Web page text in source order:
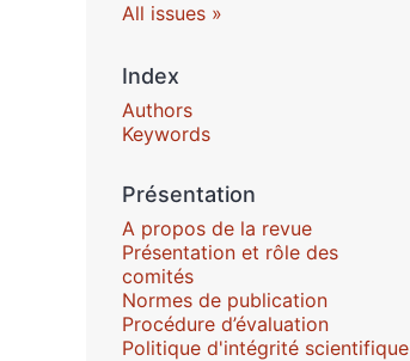
All issues
Index
Authors
Keywords
Présentation
A propos de la revue
Présentation et rôle des
comités
Normes de publication
Procédure d’évaluation
Politique d'intégrité scientifique